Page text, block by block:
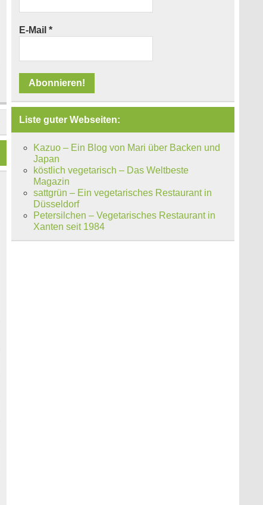
E-Mail*
Liste guter Webseiten:
Kazuo – Ein Blog von Mari über Backen und
Japan
köstlich vegetarisch – Das Weltbeste
Magazin
sattgrün – Ein vegetarisches Restaurant in
Düsseldorf
Petersilchen – Vegetarisches Restaurant in
Xanten seit 1984